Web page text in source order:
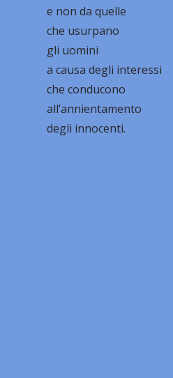
e non da quelle
che usurpano
gli uomini
a causa degli interessi
che conducono
all’annientamento
degli innocenti.